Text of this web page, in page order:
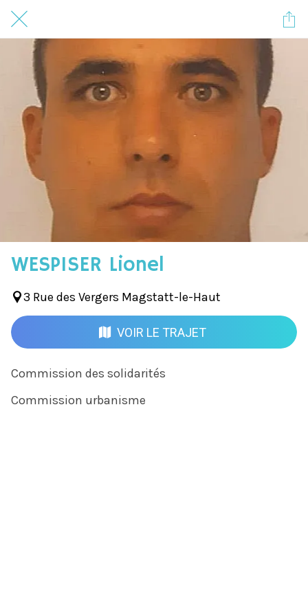
WESPISER Lionel
3 Rue des Vergers Magstatt-le-Haut
VOIR LE TRAJET
Commission des solidarités
Commission urbanisme